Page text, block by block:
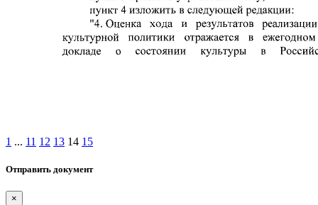
1 ... 11 12 13 14 15
Отправить документ
×